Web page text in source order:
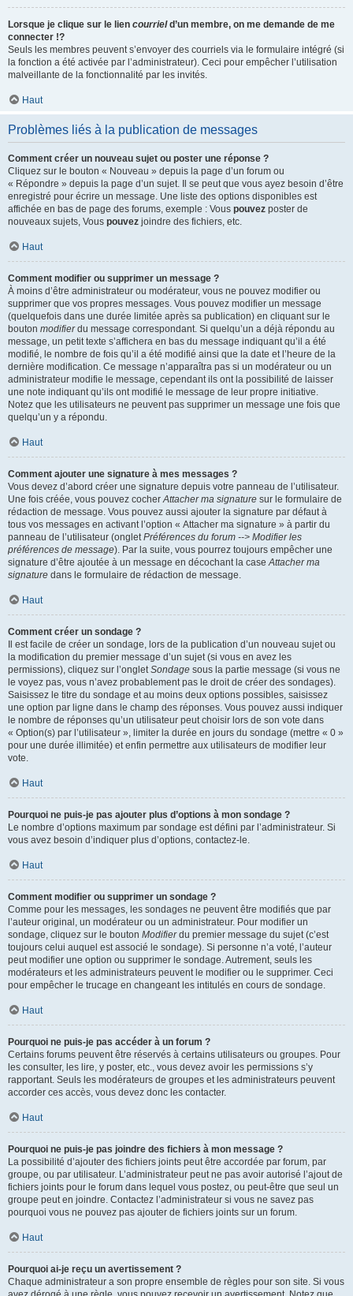
Lorsque je clique sur le lien courrield’un membre, on me demande de me
connecter !?
Seuls les membres peuvent s’envoyer des courriels via le formulaire intégré (si
la fonction a été activée par l’administrateur). Ceci pour empêcher l’utilisation
malveillante de la fonctionnalité par les invités.
Haut
Problèmes liés à la publication de messages
Comment créer un nouveau sujet ou poster une réponse ?
Cliquez sur le bouton « Nouveau » depuis la page d’un forum ou
« Répondre » depuis la page d’un sujet. Il se peut que vous ayez besoin d’être
enregistré pour écrire un message. Une liste des options disponibles est
affichée en bas de page des forums, exemple : Vous pouvez poster de
nouveaux sujets, Vous pouvez joindre des fichiers, etc.
Haut
Comment modifier ou supprimer un message ?
À moins d’être administrateur ou modérateur, vous ne pouvez modifier ou
supprimer que vos propres messages. Vous pouvez modifier un message
(quelquefois dans une durée limitée après sa publication) en cliquant sur le
bouton modifierdu message correspondant. Si quelqu’un a déjà répondu au
message, un petit texte s’affichera en bas du message indiquant qu’il a été
modifié, le nombre de fois qu’il a été modifié ainsi que la date et l’heure de la
dernière modification. Ce message n’apparaîtra pas si un modérateur ou un
administrateur modifie le message, cependant ils ont la possibilité de laisser
une note indiquant qu’ils ont modifié le message de leur propre initiative.
Notez que les utilisateurs ne peuvent pas supprimer un message une fois que
quelqu’un y a répondu.
Haut
Comment ajouter une signature à mes messages ?
Vous devez d’abord créer une signature depuis votre panneau de l’utilisateur.
Une fois créée, vous pouvez cocherAttacher ma signature sur le formulaire de
rédaction de message. Vous pouvez aussi ajouter la signature par défaut à
tous vos messages en activant l’option « Attacher ma signature » à partir du
panneau de l’utilisateur (ongletPréférences du forum --> Modifier les
préférences de message). Par la suite, vous pourrez toujours empêcher une
signature d’être ajoutée à un message en décochant la caseAttacher ma
signature dans le formulaire de rédaction de message.
Haut
Comment créer un sondage ?
Il est facile de créer un sondage, lors de la publication d’un nouveau sujet ou
la modification du premier message d’un sujet (si vous en avez les
permissions), cliquez sur l’ongletSondage sous la partie message (si vous ne
le voyez pas, vous n’avez probablement pas le droit de créer des sondages).
Saisissez le titre du sondage et au moins deux options possibles, saisissez
une option par ligne dans le champ des réponses. Vous pouvez aussi indiquer
le nombre de réponses qu’un utilisateur peut choisir lors de son vote dans
« Option(s) par l’utilisateur », limiter la durée en jours du sondage (mettre « 0 »
pour une durée illimitée) et enfin permettre aux utilisateurs de modifier leur
vote.
Haut
Pourquoi ne puis-je pas ajouter plus d’options à mon sondage ?
Le nombre d’options maximum par sondage est défini par l’administrateur. Si
vous avez besoin d’indiquer plus d’options, contactez-le.
Haut
Comment modifier ou supprimer un sondage ?
Comme pour les messages, les sondages ne peuvent être modifiés que par
l’auteur original, un modérateur ou un administrateur. Pour modifier un
sondage, cliquez sur le bouton Modifierdu premier message du sujet (c’est
toujours celui auquel est associé le sondage). Si personne n’a voté, l’auteur
peut modifier une option ou supprimer le sondage. Autrement, seuls les
modérateurs et les administrateurs peuvent le modifier ou le supprimer. Ceci
pour empêcher le trucage en changeant les intitulés en cours de sondage.
Haut
Pourquoi ne puis-je pas accéder à un forum ?
Certains forums peuvent être réservés à certains utilisateurs ou groupes. Pour
les consulter, les lire, y poster, etc., vous devez avoir les permissions s’y
rapportant. Seuls les modérateurs de groupes et les administrateurs peuvent
accorder ces accès, vous devez donc les contacter.
Haut
Pourquoi ne puis-je pas joindre des fichiers à mon message ?
La possibilité d’ajouter des fichiers joints peut être accordée par forum, par
groupe, ou par utilisateur. L’administrateur peut ne pas avoir autorisé l’ajout de
fichiers joints pour le forum dans lequel vous postez, ou peut-être que seul un
groupe peut en joindre. Contactez l’administrateur si vous ne savez pas
pourquoi vous ne pouvez pas ajouter de fichiers joints sur un forum.
Haut
Pourquoi ai-je reçu un avertissement ?
Chaque administrateur a son propre ensemble de règles pour son site. Si vous